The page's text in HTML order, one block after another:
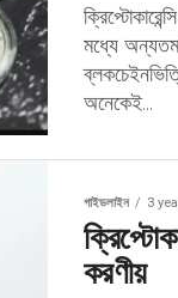
মধ্যে
অনেকেই...
গাইডলাইন 3
করণীয়